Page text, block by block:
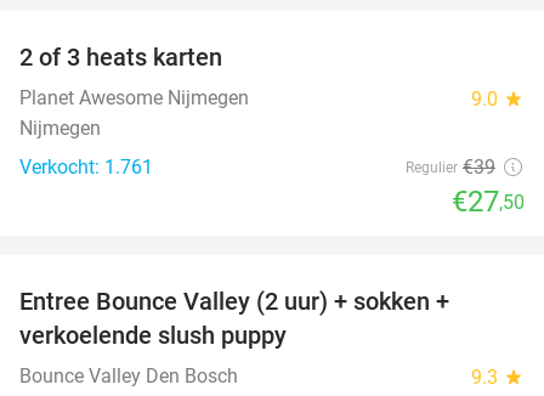
2 of 3 heats karten
Planet Awesome Nijmegen 9.0 star
Nijmegen
Verkocht: 1.761
Regulier €39
€27,50
Entree Bounce Valley (2 uur) + sokken +
verkoelende slush puppy
Bounce Valley Den Bosch 9.3 star